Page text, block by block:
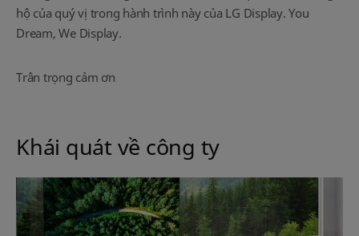
hộ của quý vị trong hành trình này của LG Display.You
Dream, We Display.
Trân trọng cảm ơn
Khái quát về công ty